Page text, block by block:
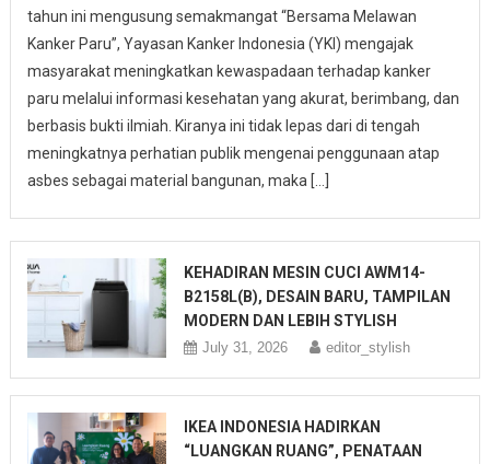
tahun ini mengusung semakmangat “Bersama Melawan
Kanker Paru”, Yayasan Kanker Indonesia (YKI) mengajak
masyarakat meningkatkan kewaspadaan terhadap kanker
paru melalui informasi kesehatan yang akurat, berimbang, dan
berbasis bukti ilmiah. Kiranya ini tidak lepas dari di tengah
meningkatnya perhatian publik mengenai penggunaan atap
asbes sebagai material bangunan, maka […]
KEHADIRAN MESIN CUCI AWM14-
B2158L(B), DESAIN BARU, TAMPILAN
MODERN DAN LEBIH STYLISH
July 31, 2026 editor_stylish
IKEA INDONESIA HADIRKAN
“LUANGKAN RUANG”, PENATAAN